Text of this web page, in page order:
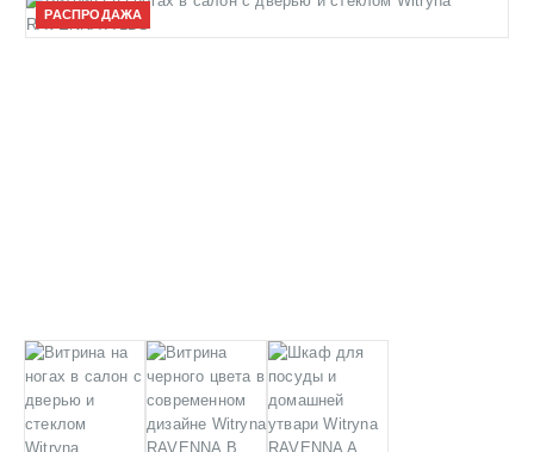
РАСПРОДАЖА